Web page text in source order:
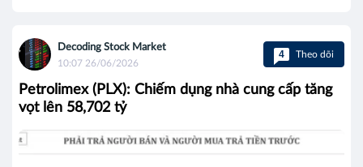
Decoding Stock Market
10:07 26/06/2026
4 Theo dõi
Petrolimex (PLX): Chiếm dụng nhà cung cấp tăng
vọt lên 58,702 tỷ